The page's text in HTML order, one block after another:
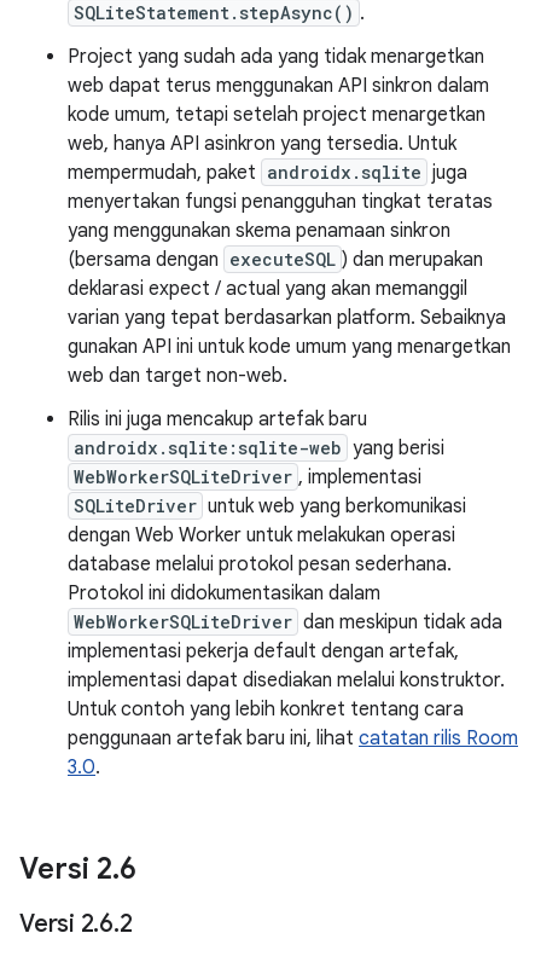
SQLiteStatement.stepAsync() .
Project yang sudah ada yang tidak menargetkan
web dapat terus menggunakan API sinkron dalam
kode umum, tetapi setelah project menargetkan
web, hanya API asinkron yang tersedia. Untuk
mempermudah, paket androidx.sqlite juga
menyertakan fungsi penangguhan tingkat teratas
yang menggunakan skema penamaan sinkron
(bersama dengan executeSQL ) dan merupakan
deklarasi expect / actual yang akan memanggil
varian yang tepat berdasarkan platform. Sebaiknya
gunakan API ini untuk kode umum yang menargetkan
web dan target non-web.
Rilis ini juga mencakup artefak baru
androidx.sqlite:sqlite-web yang berisi
WebWorkerSQLiteDriver , implementasi
SQLiteDriver untuk web yang berkomunikasi
dengan Web Worker untuk melakukan operasi
database melalui protokol pesan sederhana.
Protokol ini didokumentasikan dalam
WebWorkerSQLiteDriver dan meskipun tidak ada
implementasi pekerja default dengan artefak,
implementasi dapat disediakan melalui konstruktor.
Untuk contoh yang lebih konkret tentang cara
penggunaan artefak baru ini, lihat catatan rilis Room
3.0.
Versi 2.6
Versi 2.6.2